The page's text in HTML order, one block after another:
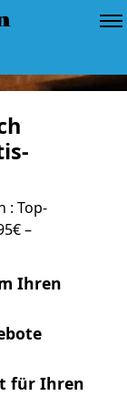
: Top-
–
Ihren
für Ihren